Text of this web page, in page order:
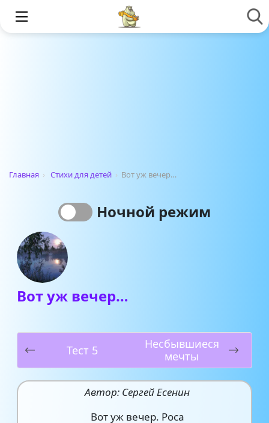
Главная › Стихи для детей › Вот уж вечер…
Ночной режим
Вот уж вечер…
Тест 5
Несбывшиеся
мечты
Автор: Сергей Есенин
Вот уж вечер. Роса